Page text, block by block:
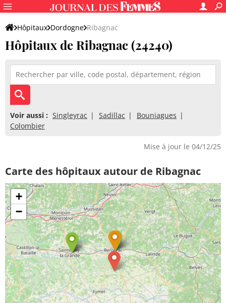
Hôpitaux Dordogne Ribagnac
Hôpitaux de Ribagnac (24240)
Voir aussi : Singleyrac Sadillac
Bouniagues
Colombier
Mise à jour le 04/12/25
Carte des hôpitaux autour de Ribagnac
+
−